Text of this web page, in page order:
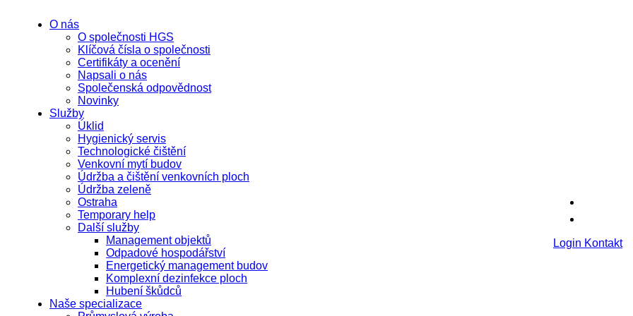
O nás
O společnosti HGS
Klíčová čísla o společnosti
Certifikáty a ocenění
Napsali o nás
Společenská odpovědnost
Novinky
Služby
Úklid
Hygienický servis
Technologické čištění
Venkovní mytí budov
Údržba a čištění venkovních ploch
Údržba zeleně
Ostraha
Temporary help
Další služby
Management objektů
Odpadové hospodářství
Energetický management budov
Komplexní dezinfekce ploch
Hubení škůdců
Naše specializace
Login Kontakt